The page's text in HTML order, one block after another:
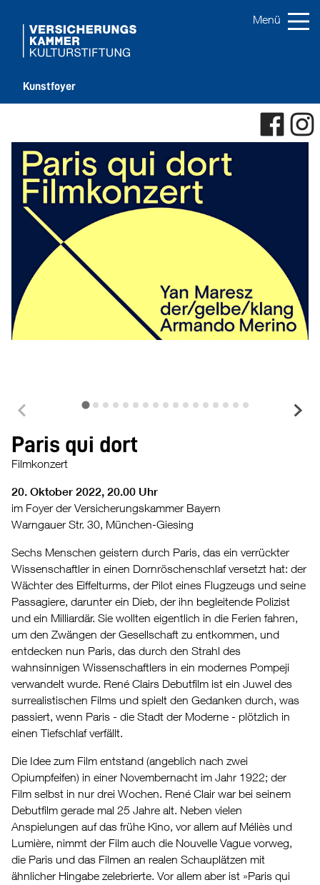
Kunstfoyer
Paris qui dort
Filmkonzert
20. Oktober 2022, 20.00 Uhr
im Foyer der Versicherungskammer Bayern
Warngauer Str. 30, München-Giesing
Sechs Menschen geistern durch Paris, das ein verrückter
Wissenschaftler in einen Dornröschenschlaf versetzt hat: der
Wächter des Eiffelturms, der Pilot eines Flugzeugs und seine
Passagiere, darunter ein Dieb, der ihn begleitende Polizist
und ein Milliardär. Sie wollten eigentlich in die Ferien fahren,
um den Zwängen der Gesellschaft zu entkommen, und
entdecken nun Paris, das durch den Strahl des
wahnsinnigen Wissenschaftlers in ein modernes Pompeji
verwandelt wurde. René Clairs Debutfilm ist ein Juwel des
surrealistischen Films und spielt den Gedanken durch, was
passiert, wenn Paris - die Stadt der Moderne - plötzlich in
einen Tiefschlaf verfällt.
Die Idee zum Film entstand (angeblich nach zwei
Opiumpfeifen) in einer Novembernacht im Jahr 1922; der
Film selbst in nur drei Wochen. René Clair war bei seinem
Debutfilm gerade mal 25 Jahre alt. Neben vielen
Anspielungen auf das frühe Kino, vor allem auf Méliès und
Lumière, nimmt der Film auch die Nouvelle Vague vorweg,
die Paris und das Filmen an realen Schauplätzen mit
ähnlicher Hingabe zelebrierte. Vor allem aber ist »Paris qui